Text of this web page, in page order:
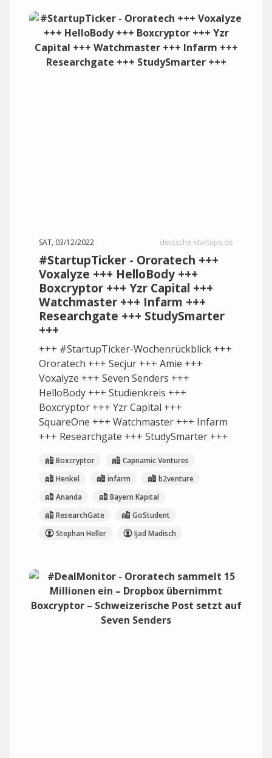
SAT, 03/12/2022 deutsche-startups.de
#StartupTicker - Ororatech +++
Voxalyze +++ HelloBody +++
Boxcryptor +++ Yzr Capital +++
Watchmaster +++ Infarm +++
Researchgate +++ StudySmarter
+++
+++ #StartupTicker-Wochenrückblick +++
Ororatech +++ Secjur +++ Amie +++
Voxalyze +++ Seven Senders +++
HelloBody +++ Studienkreis +++
Boxcryptor +++ Yzr Capital +++
SquareOne +++ Watchmaster +++ Infarm
+++ Researchgate +++ StudySmarter +++
Boxcryptor
Capnamic Ventures
Henkel
infarm
b2venture
Ananda
Bayern Kapital
ResearchGate
GoStudent
Stephan Heller
Ijad Madisch